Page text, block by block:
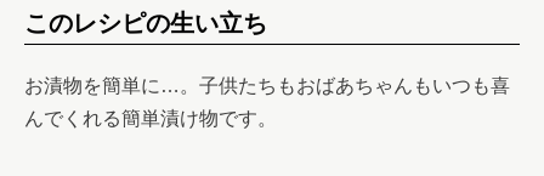
このレシピの生い立ち
お漬物を簡単に…。子供たちもおばあちゃんもいつも喜